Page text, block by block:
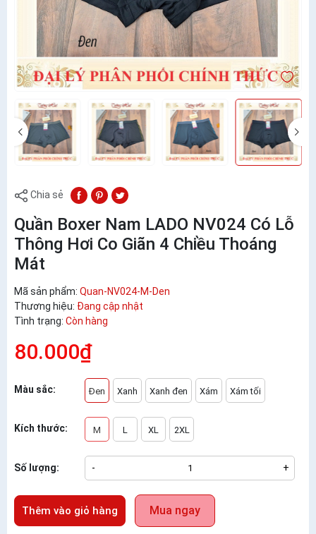
Chia sẻ
Quần Boxer Nam LADO NV024 Có Lỗ
Thông Hơi Co Giãn 4 Chiều Thoáng
Mát
Mã sản phẩm: Quan-NV024-M-Den
Thương hiệu: Đang cập nhật
Tình trạng: Còn hàng
80.000₫
Màu sắc: Đen Xanh Xanh đen Xám Xám tối
Kích thước: M L XL 2XL
Số lượng: - +
Thêm vào giỏ hàng Mua ngay